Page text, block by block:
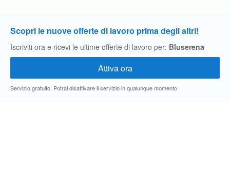
Scopri le nuove offerte di lavoro prima degli altri!
Iscriviti ora e ricevi le ultime offerte di lavoro per: Bluserena
Servizio gratuito. Potrai disattivare il servizio in qualunque momento